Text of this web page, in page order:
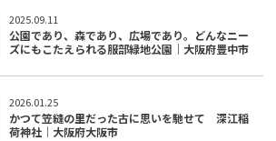
2025.09.11
公園であり、森であり、広場であり。どんなニー
ズにもこたえられる服部緑地公園｜大阪府豊中市
2026.01.25
かつて笠縫の里だった古に思いを馳せて 深江稲
荷神社｜大阪府大阪市